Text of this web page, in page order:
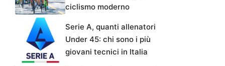
ciclismo moderno
Serie A, quanti allenatori
Under 45: chi sono i più
giovani tecnici in Italia